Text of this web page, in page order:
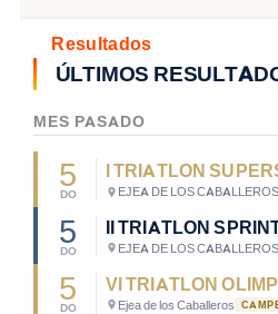
Resultados
ÚLTIMOS
MES PASADO
5
DO EJEA DE LOS CABALLEROS
5
DO EJEA DE LOS CABALLEROS
5
DO Ejea de los Caballeros